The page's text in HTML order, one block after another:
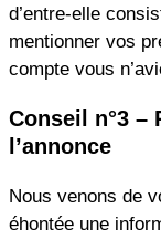
d’entre-elle
mentionner vos
compte vous
Conseil n°3 –
l’annonce
Nous venons de
éhontée une